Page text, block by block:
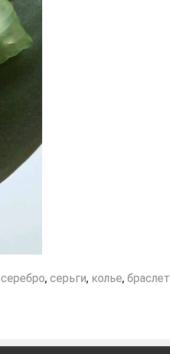
серебро, серьги, колье, браслет